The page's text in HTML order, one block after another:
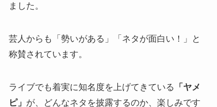
ました。
芸人からも「勢いがある」「ネタが面白い！」と
称賛されています。
ライブでも着実に知名度を上げてきている 「ヤメ
ピ」 が、どんなネタを披露するのか、楽しみです